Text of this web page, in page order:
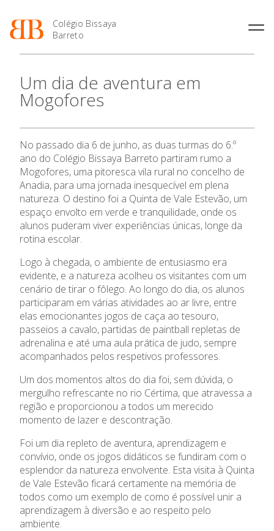
Colégio Bissaya
Barreto
O Colégio
Projeto Educativo
Organização
Colaboradores Não
Docentes
Instalações
Ofertas de emprego
Regulamentos
Jornal “O Coreto”
Privacidade
Oferta Formativa
Enriquecimento Curricular
Oferta Curricular
Sala de Estudo
Atividades de Interrupção
Letiva
Academia de Línguas
Ensino Profissional
Profissionais
Matrículas
Termalismo
Curso de Técnico/a de Apoio
à Família e à Comunidade
Ofertas de Emprego
Ano Letivo
2027
Calendários
de Educação
SIGE
Secretariado de Exames
Admissão
Informações
APEE
Um dia de aventura em
Mogofores
No passado dia 6 de junho, as duas turmas do 6.º
ano do Colégio Bissaya Barreto partiram rumo a
Mogofores, uma pitoresca vila rural no concelho de
Anadia, para uma jornada inesquecível em plena
natureza. O destino foi a Quinta de Vale Estevão, um
espaço envolto em verde e tranquilidade, onde os
alunos puderam viver experiências únicas, longe da
rotina escolar.
Logo à chegada, o ambiente de entusiasmo era
evidente, e a natureza acolheu os visitantes com um
cenário de tirar o fôlego. Ao longo do dia, os alunos
participaram em várias atividades ao ar livre, entre
elas emocionantes jogos de caça ao tesouro,
passeios a cavalo, partidas de paintball repletas de
adrenalina e até uma aula prática de judo, sempre
acompanhados pelos respetivos professores.
Um dos momentos altos do dia foi, sem dúvida, o
mergulho refrescante no rio Cértima, que atravessa a
região e proporcionou a todos um merecido
momento de lazer e descontração.
Foi um dia repleto de aventura, aprendizagem e
convívio, onde os jogos didáticos se fundiram com o
esplendor da natureza envolvente. Esta visita à Quinta
de Vale Estevão ficará certamente na memória de
todos como um exemplo de como é possível unir a
aprendizagem à diversão e ao respeito pelo
ambiente.